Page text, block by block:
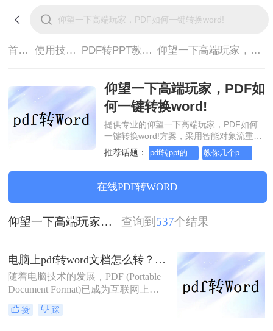
首页> 使用技巧> PDF转PPT教程> 仰望一下高端玩家，PDF如何一键转换word!
仰望一下高端玩家，PDF如
何一键转换word!
提供专业的仰望一下高端玩家，PDF如何
一键转换word!方案，采用智能对象流重构
技术，确保文档1:1高保真还原且排版不乱
码。支持一键批量处理，全链路 SSL 加密
保障隐私安全。助您快速实现仰望一下高
端玩家，PDF如何一键转换word!，无需安
装，高效办公。
推荐话题：
在线PDF转WORD
仰望一下高端玩家，PDF如何一键转换word! 查询到 537个结果
电脑上pdf转word文档怎么转？教你三种好用的方法！
随着电脑技术的发展，PDF (Portable
Document Format)已成为互联网上最
受欢迎的文档格式之一。然而，在某
些情况下，我们可能需要将PDF文件
赞 踩